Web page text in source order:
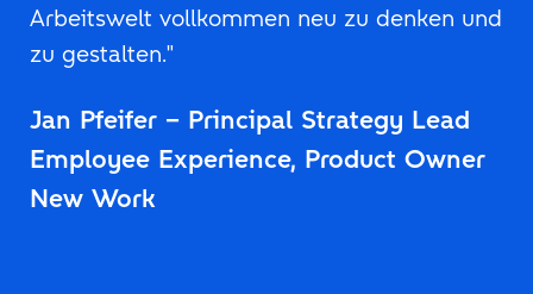
Arbeitswelt vollkommen neu zu denken und
zu gestalten."
Jan Pfeifer – Principal Strategy Lead
Employee Experience, Product Owner
New Work